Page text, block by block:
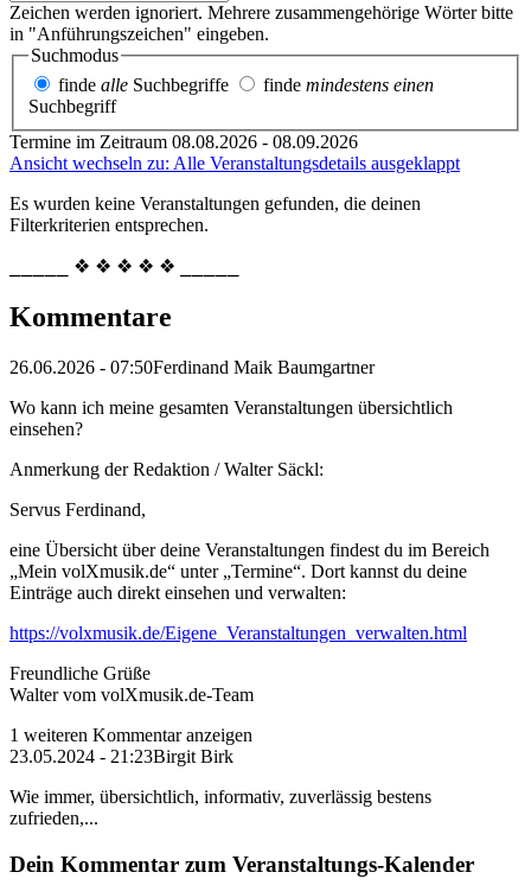
Zeichen werden ignoriert. Mehrere zusammengehörige Wörter bitte
in "Anführungszeichen" eingeben.
Suchmodus
finde alle Suchbegriffe finde mindestens einen
Suchbegriff
Termine im Zeitraum 08.08.2026 - 08.09.2026
Ansicht wechseln zu: Alle Veranstaltungsdetails ausgeklappt
Es wurden keine Veranstaltungen gefunden, die deinen
Filterkriterien entsprechen.
⎯⎯⎯⎯⎯ ❖ ❖ ❖ ❖ ❖ ⎯⎯⎯⎯⎯
Kommentare
26.06.2026 - 07:50Ferdinand Maik Baumgartner
Wo kann ich meine gesamten Veranstaltungen übersichtlich
einsehen?
Anmerkung der Redaktion /Walter Säckl:
Servus Ferdinand,
eine Übersicht über deine Veranstaltungen findest du im Bereich
„Mein volXmusik.de“ unter „Termine“. Dort kannst du deine
Einträge auch direkt einsehen und verwalten:
https://volxmusik.de/Eigene_Veranstaltungen_verwalten.html
Freundliche Grüße
Walter vom volXmusik.de-Team
1 weiteren Kommentar anzeigen
23.05.2024 - 21:23Birgit Birk
Wie immer, übersichtlich, informativ, zuverlässig bestens
zufrieden,...
Dein Kommentar zum Veranstaltungs-Kalender